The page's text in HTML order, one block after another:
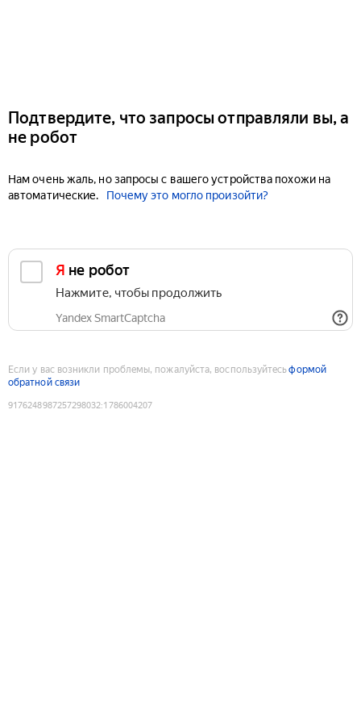
Подтвердите, что запросы отправляли вы, а
не робот
Нам очень жаль, но запросы с вашего устройства похожи на
автоматические.
Почему это могло произойти?
Я не робот
Нажмите, чтобы продолжить
Yandex SmartCaptcha
Если у вас возникли проблемы, пожалуйста, воспользуйтесьформой
обратной связи
9176248987257298032:1786004207